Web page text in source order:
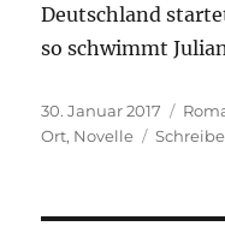
Deutschland
so schwimmt
Veröffentlicht
am
30. Januar 2017
Ort, Novelle